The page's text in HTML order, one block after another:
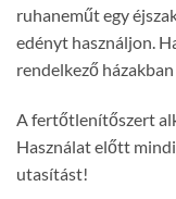
ruhaneműt egy
edényt használjon.
rendelkező
A fertőtlenítőszert
Használat előtt
utasítást!